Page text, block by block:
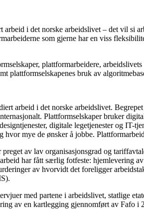
i det norske arbeidslivet – det vil
som gjerne har en viss
plattformarbeidere,
plattformselskapenes bruk av
arbeid i det norske arbeidslivet.
Plattformselskaper bruker
digitale legetjenester og IT-
mye de ønsker å jobbe.
av lav organisasjonsgrad og
har fått særlig fotfeste: hjemlevering
av hvorvidt det foreligger
med partene i arbeidslivet, statlige
av en kartlegging gjennomført av Fafo i